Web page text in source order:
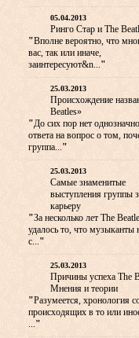
05.04.2013
Ринго Стар и The
"Вполне вероятно, что
вас, так или иначе,
заинтересуют&n..."
25.03.2013
Происхождение
Beatles»
"До сих пор нет
ответа на вопрос о том,
группа..."
25.03.2013
Самые знаменитые
выступления группы
карьеру
"За несколько лет The
удалось то, что музыканты
с..."
25.03.2013
Причины успеха The
Мнения и теории
"Разумеется, хронология
происходящих в то или
..."